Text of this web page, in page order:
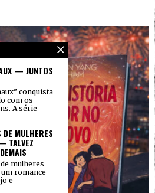
— JUNTOS
conquista
com os
A série
MULHERES
TALVEZ
mulheres
um romance
e